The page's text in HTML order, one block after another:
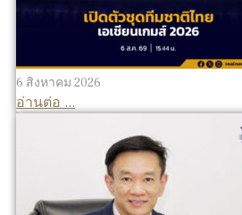
6 สิงหาคม 2026
อ่านต่อ ...